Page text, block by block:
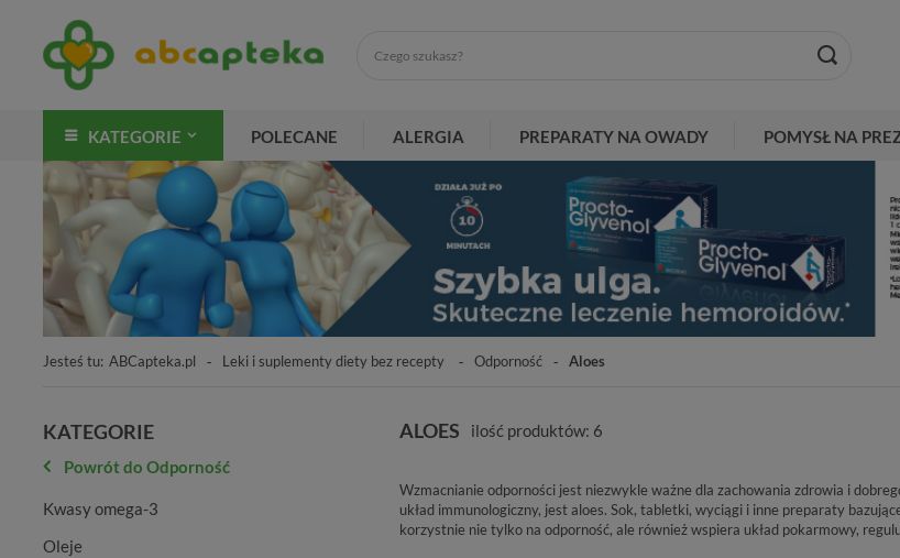
KATEGORIE POLECANE ALERGIA PREPARATY NA OWADY POMYSŁ NA
Jesteś tu: ABCapteka.pl Leki i suplementy diety bez recepty Odporność Aloes
KATEGORIE
Powrót do Odporność
Kwasy omega-3
Oleje
ALOES ilość produktów: 6
Wzmacnianie odporności jest niezwykle ważne dla zachowania zdrowia i
układ immunologiczny, jest aloes. Sok, tabletki, wyciągi i inne preparaty
korzystnie nie tylko na odporność, ale również wspiera układ pokarmowy,